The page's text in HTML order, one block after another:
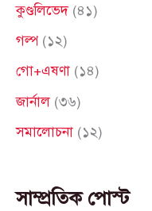
o
:
কুণ্ডলিভেদ(৪১)
গল্প(১২)
গো+এষণা (১৪)
জার্নাল (৩৬)
সমালোচনা (১২)
সাম্প্রতিক পোস্ট